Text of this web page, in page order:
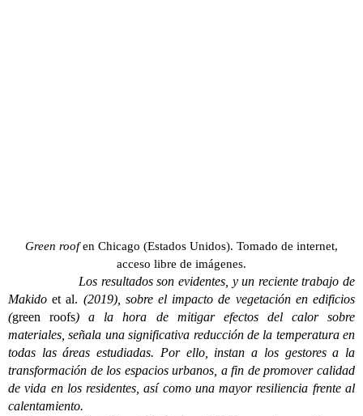
Green roofen Chicago (Estados Unidos). Tomado de internet,
acceso libre de imágenes.
Los resultados son evidentes, y un reciente trabajo de
Makido et al. (2019), sobre el impacto de vegetación en edificios
(green roofs) a la hora de mitigar efectos del calor sobre
materiales, señala una significativa reducción de la temperatura en
todas las áreas estudiadas. Por ello, instan a los gestores a la
transformación de los espacios urbanos, a fin de promover calidad
de vida en los residentes, así como una mayor resiliencia frente al
calentamiento.